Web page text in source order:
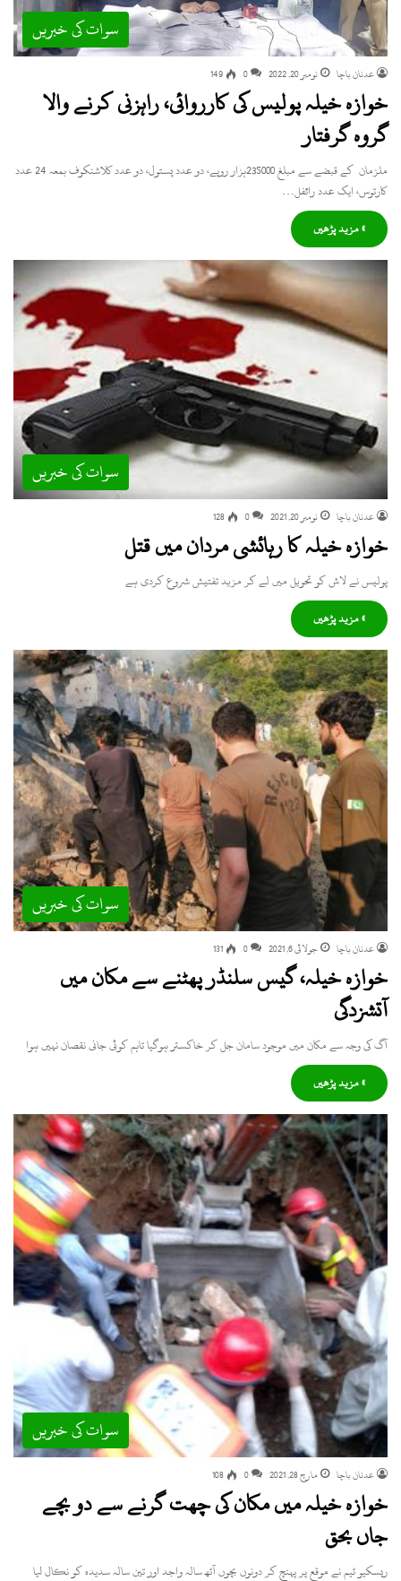
سوات کی خبریں
عدنان باچا نومبر 20, 2022 0
149
خوازہ خیلہ پولیس کی کارروائی، راہزنی کرنے والا
گروہ گرفتار
ملزمان کے قبضے سے مبلغ 235000ہزار روپے، دو عدد پستول، دو عدد کلاشنکوف بمعہ 24 عدد
کارتوس، ایک عدد رائفل…
» مزید پڑھیں
سوات کی خبریں
عدنان باچا نومبر 20, 2021 0
128
خوازہ خیلہ کا رہائشی مردان میں قتل
پولیس نے لاش کو تحویل میں لے کر مزید تفتیش شروع کردی ہے
» مزید پڑھیں
سوات کی خبریں
عدنان باچا جولائی 6, 2021 0
131
خوازہ خیلہ، گیس سلنڈر پھٹنے سے مکان میں
آتشزدگی
آگ کی وجہ سے مکان میں موجود سامان جل کر خاکستر ہوگیا تاہم کوئی جانی نقصان نہیں ہوا
» مزید پڑھیں
سوات کی خبریں
عدنان باچا مارچ 28, 2021 0
108
خوازہ خیلہ میں مکان کی چھت گرنے سے دو بچے
جاں بحق
ریسکیو ٹیم نے موقع پر پہنچ کر دونوں بچوں آٹھ سالہ واجد اور تین سالہ سدیدہ کو نکال لیا